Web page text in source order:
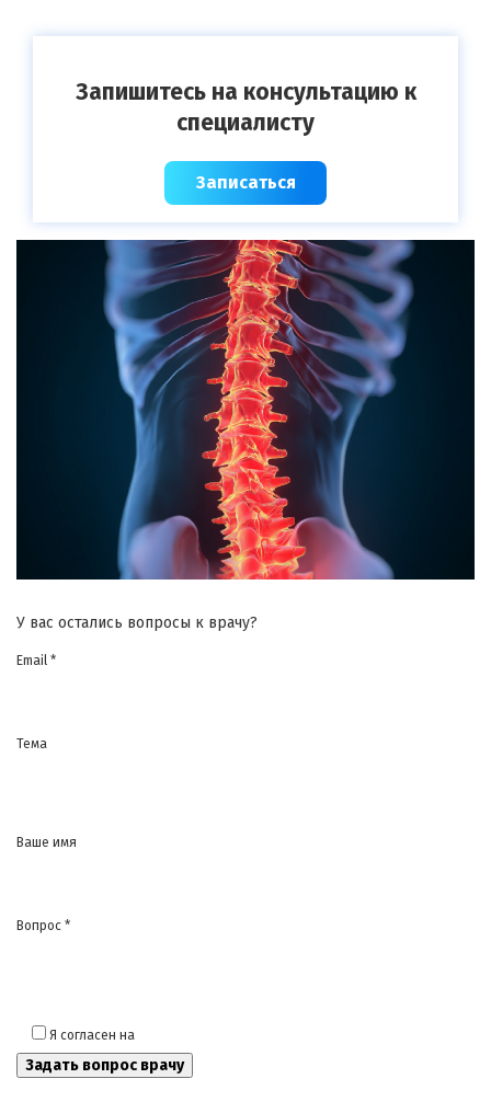
Запишитесь на консультацию к
специалисту
Записаться
У вас остались вопросы к врачу?
Email *
Тема
Ваше имя
Вопрос *
Я согласен на